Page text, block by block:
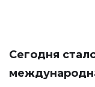
Сегодня